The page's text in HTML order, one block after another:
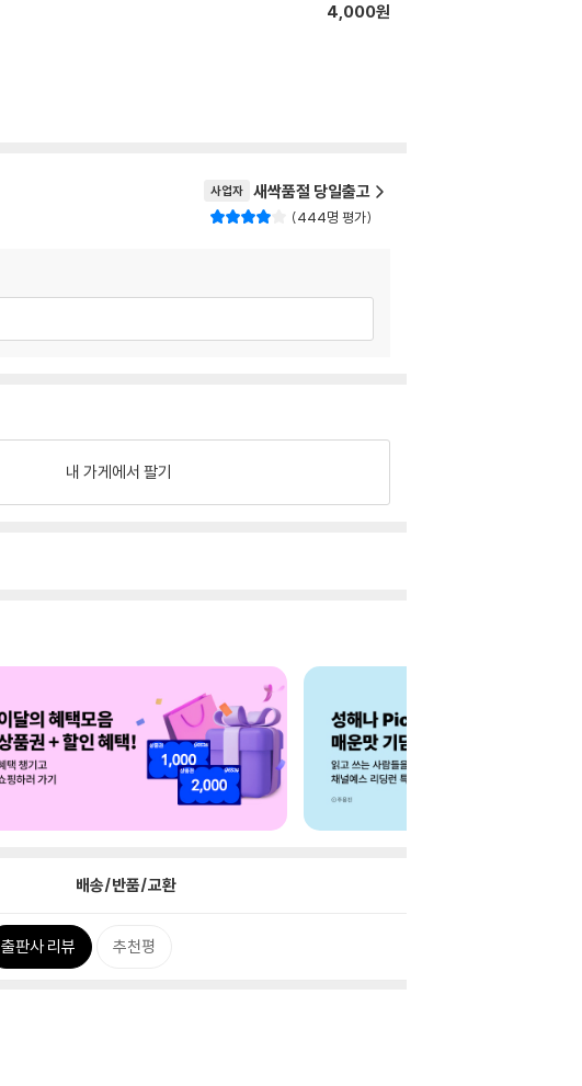
4,000원
사업자 새싹품절 당일출고
444명 평가
내 가게에서 팔기
배송/반품/교환
출판사 리뷰 추천평